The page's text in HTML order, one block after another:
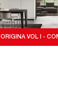
ORIGINA VOL I -